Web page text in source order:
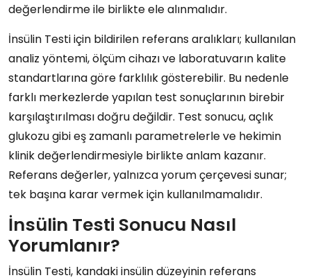
değerlendirme ile birlikte ele alınmalıdır.
İnsülin Testi için bildirilen referans aralıkları; kullanılan
analiz yöntemi, ölçüm cihazı ve laboratuvarın kalite
standartlarına göre farklılık gösterebilir. Bu nedenle
farklı merkezlerde yapılan test sonuçlarının birebir
karşılaştırılması doğru değildir. Test sonucu, açlık
glukozu gibi eş zamanlı parametrelerle ve hekimin
klinik değerlendirmesiyle birlikte anlam kazanır.
Referans değerler, yalnızca yorum çerçevesi sunar;
tek başına karar vermek için kullanılmamalıdır.
İnsülin Testi Sonucu Nasıl
Yorumlanır?
İnsülin Testi, kandaki insülin düzeyinin referans